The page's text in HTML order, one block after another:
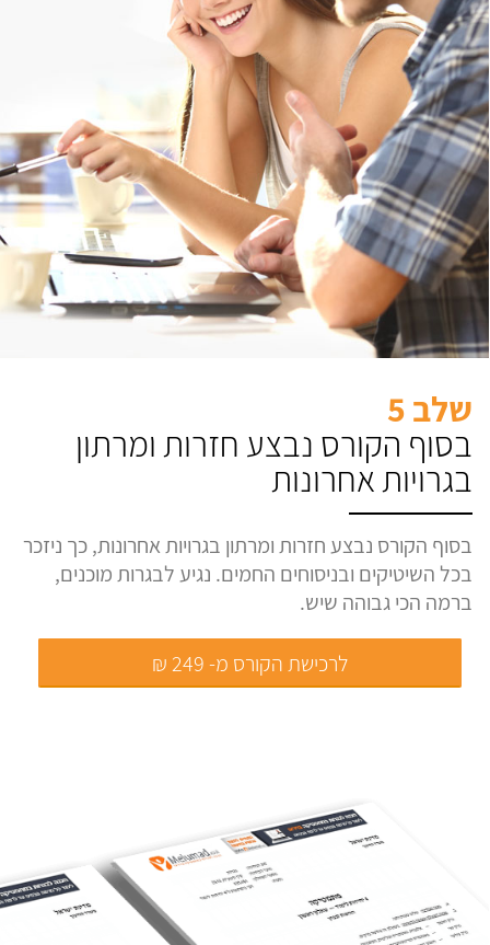
שלב 5
בסוף הקורס נבצע חזרות ומרתון
בגרויות אחרונות
בסוף הקורס נבצע חזרות ומרתון בגרויות אחרונות, כך ניזכר
בכל השיטיקים ובניסוחים החמים. נגיע לבגרות מוכנים,
ברמה הכי גבוהה שיש.
לרכישת הקורס מ- 249 ₪